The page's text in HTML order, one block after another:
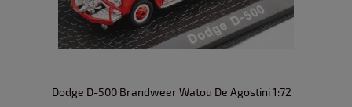
Dodge D-500 Brandweer Watou De Agostini 1:72